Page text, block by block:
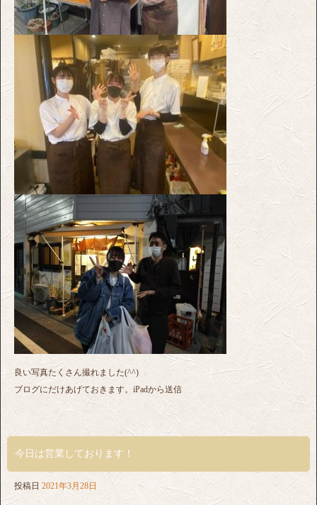
良い写真たくさん撮れました(^^)
ブログにだけあげておきます。iPadから送信
今日は営業しております！
投稿日 2021年3月28日